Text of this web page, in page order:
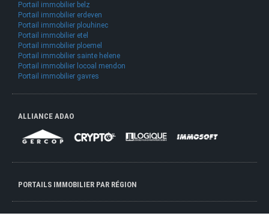
Portail immobilier belz
Portail immobilier erdeven
Portail immobilier plouhinec
Portail immobilier etel
Portail immobilier ploemel
Portail immobilier sainte helene
Portail immobilier locoal mendon
Portail immobilier gavres
ALLIANCE ADAO
PORTAILS IMMOBILIER PAR RÉGION